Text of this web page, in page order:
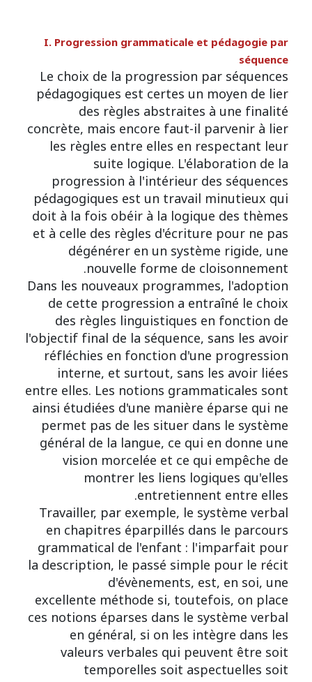
I. Progression grammaticale et pédagogie par
séquence
Le choix de la progression par séquences
pédagogiques est certes un moyen de lier
des règles abstraites à une finalité
concrète, mais encore faut-il parvenir à lier
les règles entre elles en respectant leur
suite logique. L'élaboration de la
progression à l'intérieur des séquences
pédagogiques est un travail minutieux qui
doit à la fois obéir à la logique des thèmes
et à celle des règles d'écriture pour ne pas
dégénérer en un système rigide, une
nouvelle forme de cloisonnement.
Dans les nouveaux programmes, l'adoption
de cette progression a entraîné le choix
des règles linguistiques en fonction de
l'objectif final de la séquence, sans les avoir
réfléchies en fonction d'une progression
interne, et surtout, sans les avoir liées
entre elles. Les notions grammaticales sont
ainsi étudiées d'une manière éparse qui ne
permet pas de les situer dans le système
général de la langue, ce qui en donne une
vision morcelée et ce qui empêche de
montrer les liens logiques qu'elles
entretiennent entre elles.
Travailler, par exemple, le système verbal
en chapitres éparpillés dans le parcours
grammatical de l'enfant : l'imparfait pour
la description, le passé simple pour le récit
d'évènements, est, en soi, une
excellente méthode si, toutefois, on place
ces notions éparses dans le système verbal
en général, si on les intègre dans les
valeurs verbales qui peuvent être soit
temporelles soit aspectuelles soit